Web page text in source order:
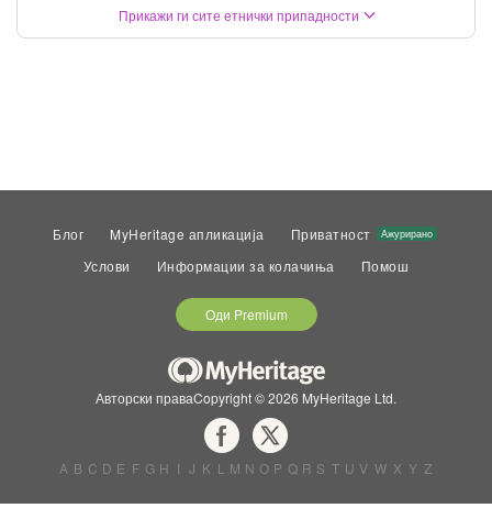
Прикажи ги сите етнички припадности
Блог MyHeritage апликација Приватност Ажурирано
Услови Информации за колачиња Помош
Оди Premium
Авторски праваCopyright © 2026 MyHeritage Ltd.
A B C D E F G H I J K L M N O P Q R S T U V W X Y Z